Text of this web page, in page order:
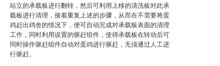
站立的承载板进行翻转，然后可利用上移的清洗板对此承
载板进行清理，接着重复上述的步骤，从而在不需要将蛋
鸡赶出鸡舍的情况下，便可自动完成对承载板表面的清理
工作，同时利用设置的驱赶组件，使得承载板在转动后可
同时操作驱赶组件自动对蛋鸡进行驱赶，无须通过人工进
行驱赶。